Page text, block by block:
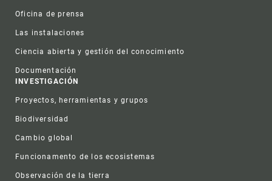
Oficina de prensa
Las instalaciones
Ciencia abierta y gestión del conocimiento
Documentación
INVESTIGACIÓN
Proyectos, herramientas y grupos
Biodiversidad
Cambio global
Funcionamento de los ecosistemas
Observación de la tierra